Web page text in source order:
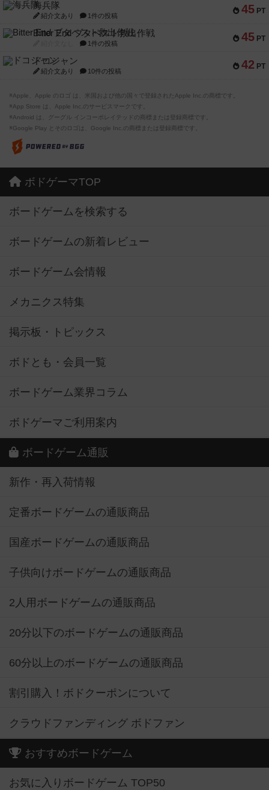
45 PT
海兵隊
紹介文あり 1件の投稿
45 PT
Bitter End ブタペスト救出作戦
1件の投稿
42 PT
ドコジャン
紹介文あり 10件の投稿
※Apple、Apple のロゴ は、米国および他の国々で登録されたApple Inc.の商標です。
※App Store は、Apple Inc.のサービスマークです。
※Android は、グーグル インコーポレイテッドの商標または登録商標です。
※Google Play とそのロゴは、Google Inc.の商標または登録商標です。
ボドゲーマTOP
ボードゲームを検索する
ボードゲームの新着レビュー
ボードゲーム会情報
メカニクス特集
掲示板・トピックス
ボドとも・会員一覧
ボードゲーム業界コラム
ボドゲーマご利用案内
ボードゲーム通販
新作・再入荷情報
定番ボードゲームの通販商品
国産ボードゲームの通販商品
子供向けボードゲームの通販商品
2人用ボードゲームの通販商品
20分以下のボードゲームの通販商品
60分以上のボードゲームの通販商品
割引購入！ボドクーポンについて
クラウドファンディング ボドファン
おすすめボードゲーム
お気に入りボードゲーム TOP50